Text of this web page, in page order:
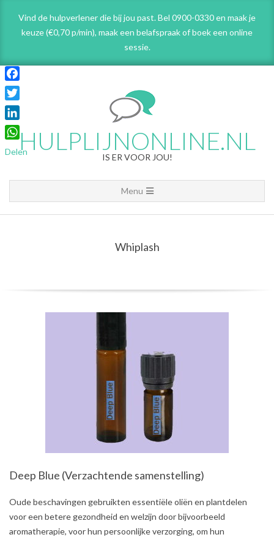
content
Vind de hulpverlener die bij jou past. Bel 0900-0330 en maak je
keuze (€0,70 p/min), maak een belafspraakof boek een online
sessie.
HULPLIJNONLINE.NL
IS ER VOOR JOU!
Navigation
Menu
Menu
Whiplash
Deep Blue (Verzachtende samenstelling)
2021-
Oude beschavingen gebruikten essentiële oliën en plantdelen
voor een betere gezondheid en welzijn door bijvoorbeeld
aromatherapie, voor hun persoonlijke verzorging, om hun
Facebook
Twitter
LinkedIn
WhatsApp
Delen